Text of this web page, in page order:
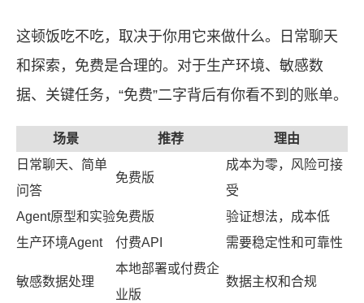
这顿饭吃不吃，取决于你用它来做什么。日常聊天
和探索，免费是合理的。对于生产环境、敏感数
据、关键任务，“免费”二字背后有你看不到的账单。
场景 推荐
理由
日常聊天、简单
问答
免费版
成本为零，风险可接
受
Agent原型和实验免费版
验证想法，成本低
生产环境Agent
付费API 需要稳定性和可靠性
敏感数据处理
本地部署或付费企
业版
数据主权和合规